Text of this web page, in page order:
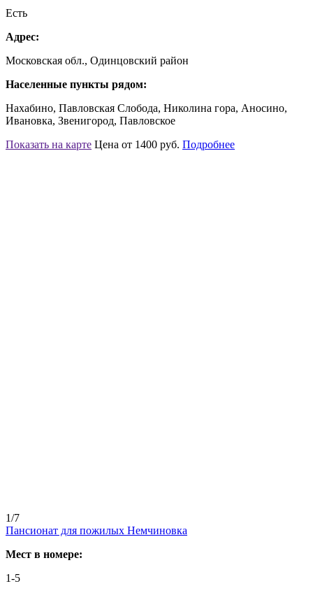
Есть
Адрес:
Московская обл., Одинцовский район
Населенные пункты рядом:
Нахабино, Павловская Слобода, Николина гора, Аносино,
Ивановка, Звенигород, Павловское
Показать на карте Цена от 1400 руб. Подробнее
1/7
Пансионат для пожилых Немчиновка
Мест в номере:
1-5